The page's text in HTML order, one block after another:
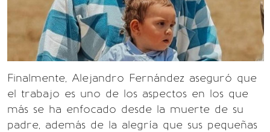
Finalmente, Alejandro Fernández aseguró que
el trabajo es uno de los aspectos en los que
más se ha enfocado desde la muerte de su
padre, además de la alegría que sus pequeñas